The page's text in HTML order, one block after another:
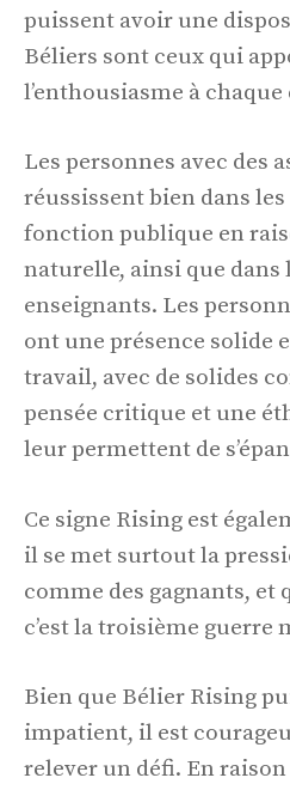
puissent avoir une
Béliers sont ceux qui
l’enthousiasme à
Les personnes avec des
réussissent bien dans
fonction publique en
naturelle, ainsi que dans
enseignants. Les
ont une présence solide
travail, avec de solides
pensée critique et une
leur permettent de
Ce signe Rising est
il se met surtout la
comme des gagnants, et
c’est la troisième guerre
Bien que Bélier Rising
impatient, il est
relever un défi. En